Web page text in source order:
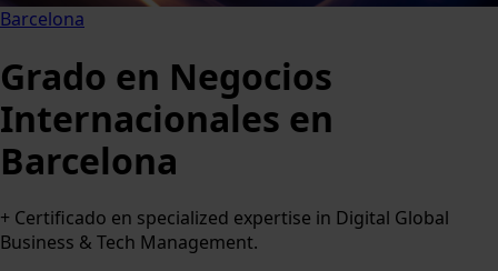
Barcelona
Grado en Negocios
Internacionales en
Barcelona
+ Certificado en specialized expertise in Digital Global
Business & Tech Management.